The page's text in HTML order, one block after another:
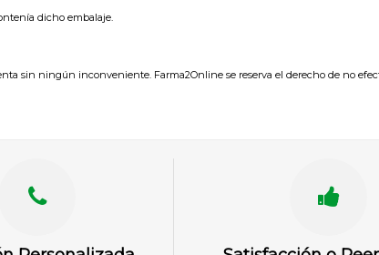
dicho embalaje.
sin ningún inconveniente. Farma2Online se reserva el derecho de no